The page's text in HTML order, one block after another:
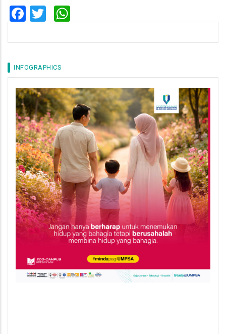
Facebook
Twitter
INFOGRAPHICS